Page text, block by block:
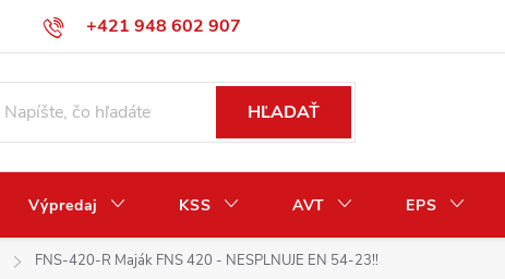
+421 948 602 907
Odstúpenie od zmluvy / vrátenie peňazí
HĽADAŤ
Výpredaj KSS AVT EPS
FNS-420-R Maják FNS 420 - NESPLNUJE EN 54-23!!